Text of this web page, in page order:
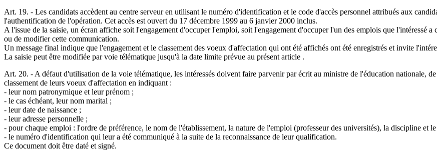
Art. 19. - Les candidats accèdent au centre serveur en utilisant le numéro d'identification et le code d'accès personnel attribués aux
l'authentification de l'opération. Cet accès est ouvert du 17 décembre 1999 au 6 janvier 2000 inclus.
A l'issue de la saisie, un écran affiche soit l'engagement d'occuper l'emploi, soit l'engagement d'occuper l'un des emplois que l'intéressé
ou de modifier cette communication.
Un message final indique que l'engagement et le classement des voeux d'affectation qui ont été affichés ont été enregistrés et invite
La saisie peut être modifiée par voie télématique jusqu'à la date limite prévue au présent article .
Art. 20. - A défaut d'utilisation de la voie télématique, les intéressés doivent faire parvenir par écrit au ministre de l'éducation nationale,
classement de leurs voeux d'affectation en indiquant :
- leur nom patronymique et leur prénom ;
- le cas échéant, leur nom marital ;
- leur date de naissance ;
- leur adresse personnelle ;
- pour chaque emploi : l'ordre de préférence, le nom de l'établissement, la nature de l'emploi (professeur des universités), la discipline et
- le numéro d'identification qui leur a été communiqué à la suite de la reconnaissance de leur qualification.
Ce document doit être daté et signé.